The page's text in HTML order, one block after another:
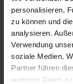
personalisieren,
zu können und
analysieren.
Verwendung
soziale Medien,
Partner führen
weiteren Daten
Third Party
PROXORA
Compliance-
effizienten
erfolgreich